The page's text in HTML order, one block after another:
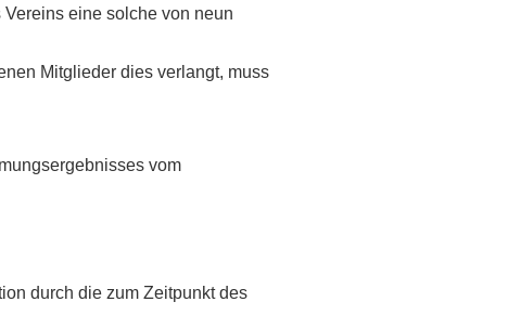
eine solche von neun
Mitglieder dies verlangt, muss
vom
durch die zum Zeitpunkt des